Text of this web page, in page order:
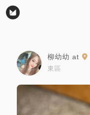
柳幼幼 at
東區